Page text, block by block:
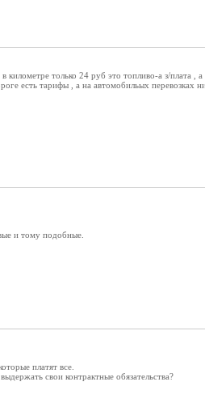
только 24 руб это топливо-а з/плата ,
есть тарифы , а на автомобильых перевозках
и тому подобные.
платят все.
свои контрактные обязательства?